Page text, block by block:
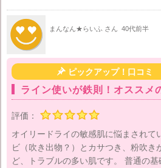
まんなん★らいふ さん 40代前半
ピックアップ！口コミ
ライン使いが鉄則！オススメ
評価：
オイリードライの敏感肌に悩まされて
ビ（吹き出物？）とカサつき、粉吹き
ど、トラブルの多い肌です。 普通の